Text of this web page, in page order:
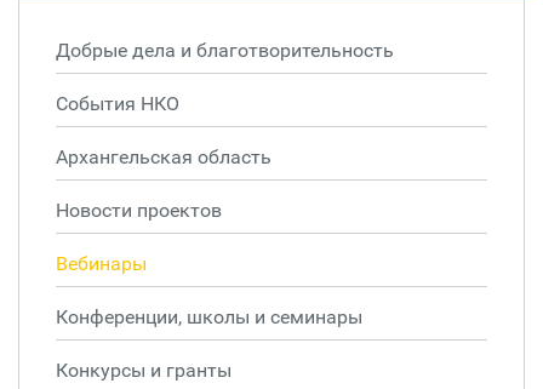
Добрые дела и благотворительность
События НКО
Архангельская область
Новости проектов
Вебинары
Конференции, школы и семинары
Конкурсы и гранты